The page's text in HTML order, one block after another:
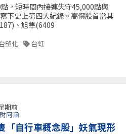
，短時間內接連失守45,000點與
下史上第四大紀錄。高價股首當其
、旭隼(6409
塑化 台虹
期前
阿涵
「自行車概念股」妖氣現形